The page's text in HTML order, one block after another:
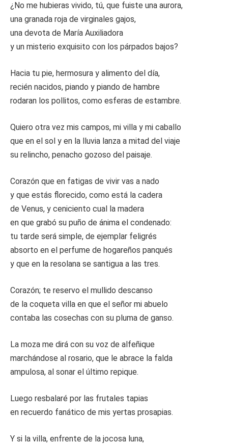
¿No me hubieras vivido, tú, que fuiste una aurora,
una granada roja de virginales gajos,
una devota de María Auxiliadora
y un misterio exquisito con los párpados bajos?
Hacia tu pie, hermosura y alimento del día,
recién nacidos, piando y piando de hambre
rodaran los pollitos, como esferas de estambre.
Quiero otra vez mis campos, mi villa y mi caballo
que en el sol y en la lluvia lanza a mitad del viaje
su relincho, penacho gozoso del paisaje.
Corazón que en fatigas de vivir vas a nado
y que estás florecido, como está la cadera
de Venus, y ceniciento cual la madera
en que grabó su puño de ánima el condenado:
tu tarde será simple, de ejemplar feligrés
absorto en el perfume de hogareños panqués
y que en la resolana se santigua a las tres.
Corazón; te reservo el mullido descanso
de la coqueta villa en que el señor mi abuelo
contaba las cosechas con su pluma de ganso.
La moza me dirá con su voz de alfeñique
marchándose al rosario, que le abrace la falda
ampulosa, al sonar el último repique.
Luego resbalaré por las frutales tapias
en recuerdo fanático de mis yertas prosapias.
Y si la villa, enfrente de la jocosa luna,